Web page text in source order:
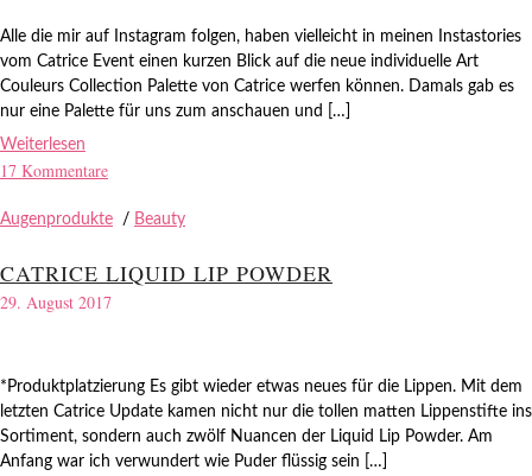
Alle die mir auf Instagram folgen, haben vielleicht in meinen Instastories
vom Catrice Event einen kurzen Blick auf die neue individuelle Art
Couleurs Collection Palette von Catrice werfen können. Damals gab es
nur eine Palette für uns zum anschauen und […]
Weiterlesen
17 Kommentare
Augenprodukte / Beauty
CATRICE LIQUID LIP POWDER
29. August 2017
*Produktplatzierung Es gibt wieder etwas neues für die Lippen. Mit dem
letzten Catrice Update kamen nicht nur die tollen matten Lippenstifte ins
Sortiment, sondern auch zwölf Nuancen der Liquid Lip Powder. Am
Anfang war ich verwundert wie Puder flüssig sein […]